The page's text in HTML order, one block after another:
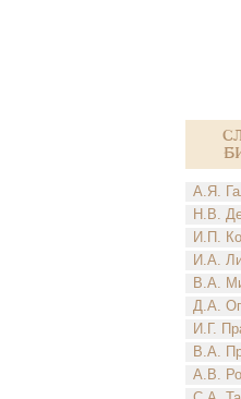
А.Я.
Н.В.
И.П.
И.А.
В.А.
Д.А.
И.Г.
В.А.
А.В.